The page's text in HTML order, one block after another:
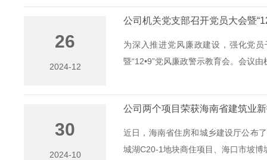
26
2024-12
公司机关党支部召开党员大会暨
为深入推进党风廉政建设，强化党
暨“12•9”党风廉政警示教育会。会议由
30
2024-10
公司两个项目荣获海南省建筑业
近日，海南省住房和城乡建设厅公布
城湖C20-1地块商住项目、海口市坡博